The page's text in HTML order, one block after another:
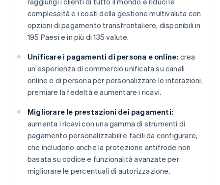
complessità e i costi della gestione multivaluta con
opzioni di pagamento transfrontaliere, disponibili in
195 Paesi e in più di 135 valute.
Unificare i pagamenti di persona e online: crea
un'esperienza di commercio unificata su canali
online e di persona per personalizzare le interazioni,
premiare la fedeltà e aumentare i ricavi.
Migliorare le prestazioni dei pagamenti:
aumenta i ricavi con una gamma di strumenti di
pagamento personalizzabili e facili da configurare,
che includono anche la protezione antifrode non
basata su codice e funzionalità avanzate per
migliorare le percentuali di autorizzazione.